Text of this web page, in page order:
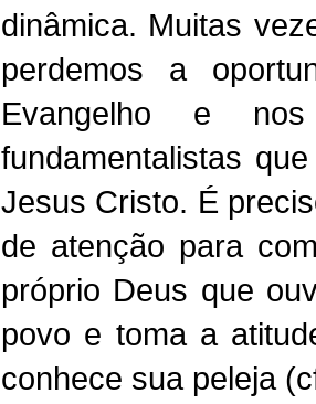
dinâmica. Muitas
perdemos a
Evangelho e
fundamentalistas
Jesus Cristo. É
de atenção para
próprio Deus que
povo e toma a
conhece sua peleja